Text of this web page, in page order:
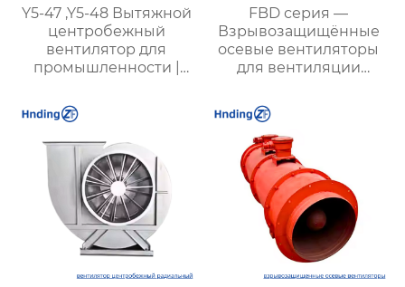
Y5-47 ,Y5-48 Вытяжной
центробежный
вентилятор для
промышленности |
вентиляторы для
котлов | Эффективные
системы удаления
пыли и газа | Для всех
типов угля
FBD серия —
Взрывозащищённые
осевые вентиляторы
для вентиляции
подземных объектов:
эффективные и
энергоэкономичные
решения